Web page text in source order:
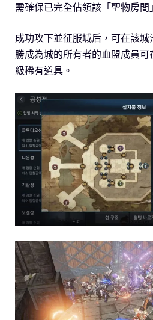
需確保已完全佔領該「聖物房間
成功攻下並征服城后，可在該
勝成為城的所有者的血盟成員
級稀有道具。